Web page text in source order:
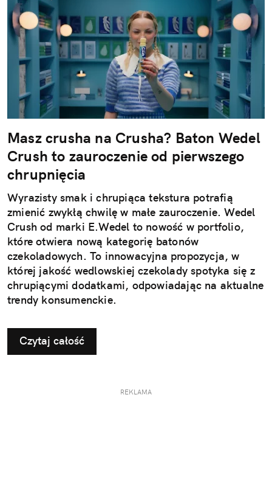
Masz crusha na Crusha? Baton Wedel
Crush to zauroczenie od pierwszego
chrupnięcia
Wyrazisty smak i chrupiąca tekstura potrafią
zmienić zwykłą chwilę w małe zauroczenie. Wedel
Crush od marki E.Wedel to nowość w portfolio,
które otwiera nową kategorię batonów
czekoladowych. To innowacyjna propozycja, w
której jakość wedlowskiej czekolady spotyka się z
chrupiącymi dodatkami, odpowiadając na aktualne
trendy konsumenckie.
Czytaj całość
REKLAMA